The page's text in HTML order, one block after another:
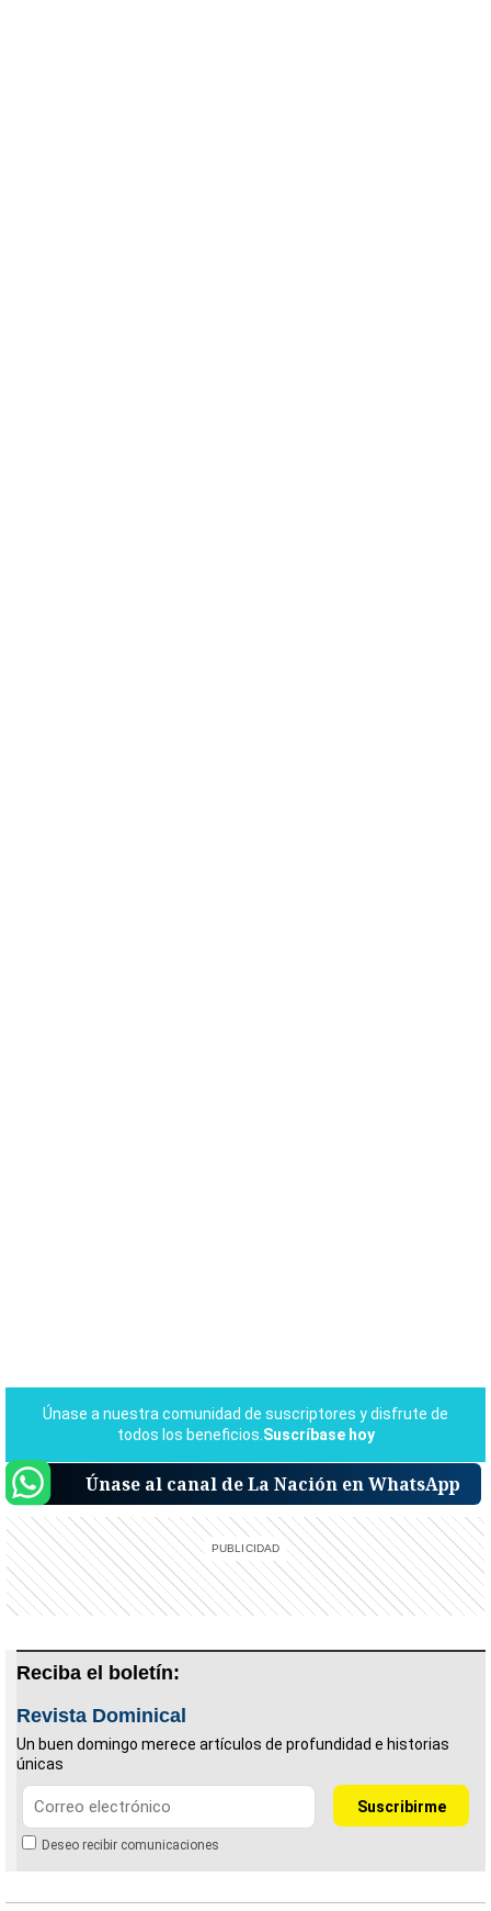
Únase al canal de La Nación en WhatsApp
Reciba el boletín:
Revista Dominical
Un buen domingo merece artículos de profundidad e historias
únicas
Deseo recibir comunicaciones